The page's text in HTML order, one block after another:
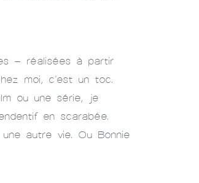
– réalisées à partir
moi, c’est un toc.
ou une série, je
en scarabée.
autre vie. Ou Bonnie